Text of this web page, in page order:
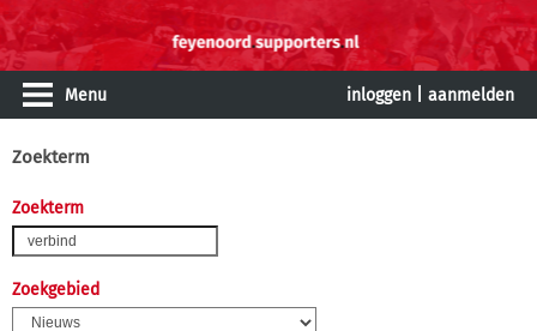
Menu inloggen aanmelden
Zoekterm
Zoekterm
Zoekgebied